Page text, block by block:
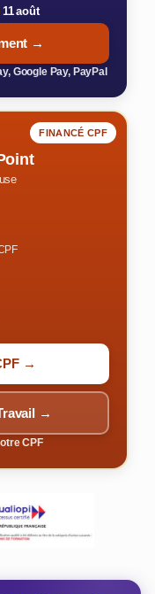
11 août
→
Google Pay, PayPal
FINANCÉ CPF
→
→
CPF